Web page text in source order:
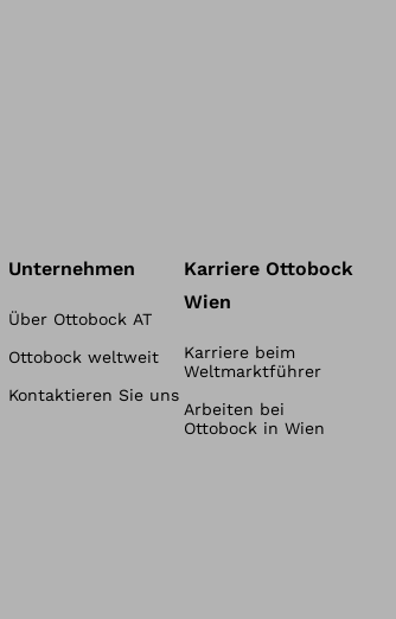
Unternehmen
Über Ottobock AT
Ottobock weltweit
Kontaktieren Sie uns
Karriere Ottobock
Wien
Karriere beim
Weltmarktführer
Arbeiten bei
Ottobock in Wien